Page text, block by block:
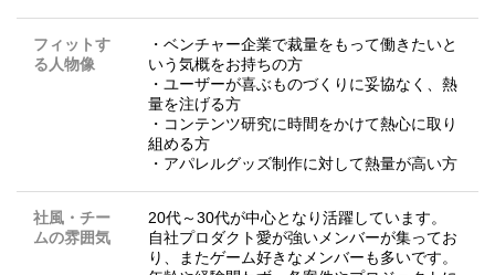
フィットす
る人物像
・ベンチャー企業で裁量をもって働きたいと
いう気概をお持ちの方
・ユーザーが喜ぶものづくりに妥協なく、熱
量を注げる方
・コンテンツ研究に時間をかけて熱心に取り
組める方
・アパレルグッズ制作に対して熱量が高い方
社風・チー
ムの雰囲気
20代～30代が中心となり活躍しています。
自社プロダクト愛が強いメンバーが集ってお
り、またゲーム好きなメンバーも多いです。